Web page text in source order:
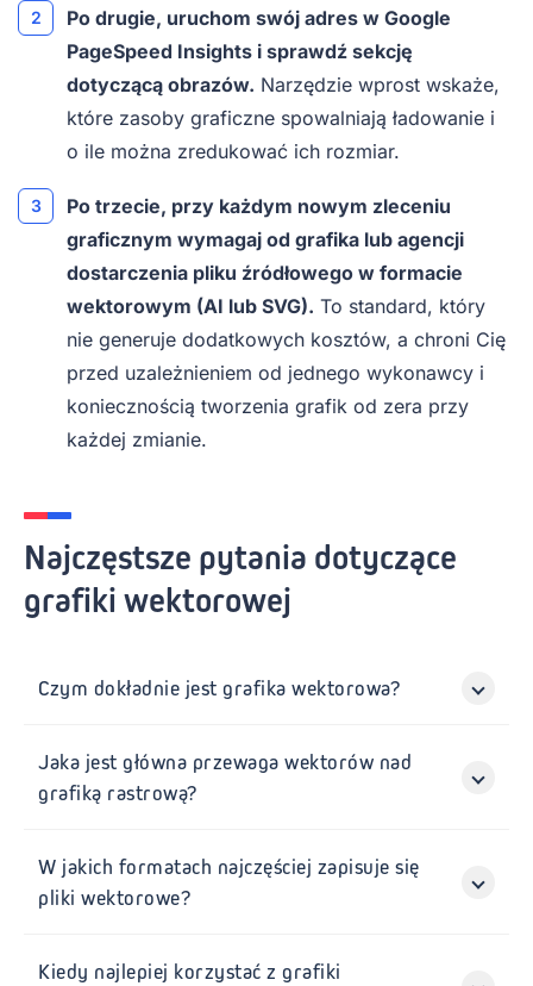
Po drugie, uruchom swój adres w Google
PageSpeed Insights i sprawdź sekcję
dotyczącą obrazów. Narzędzie wprost wskaże,
które zasoby graficzne spowalniają ładowanie i
o ile można zredukować ich rozmiar.
Po trzecie, przy każdym nowym zleceniu
graficznym wymagaj od grafika lub agencji
dostarczenia pliku źródłowego w formacie
wektorowym (AI lub SVG). To standard, który
nie generuje dodatkowych kosztów, a chroni Cię
przed uzależnieniem od jednego wykonawcy i
koniecznością tworzenia grafik od zera przy
każdej zmianie.
Najczęstsze pytania dotyczące
grafiki wektorowej
Czym dokładnie jest grafika wektorowa?
Jaka jest główna przewaga wektorów nad
grafiką rastrową?
W jakich formatach najczęściej zapisuje się
pliki wektorowe?
Kiedy najlepiej korzystać z grafiki